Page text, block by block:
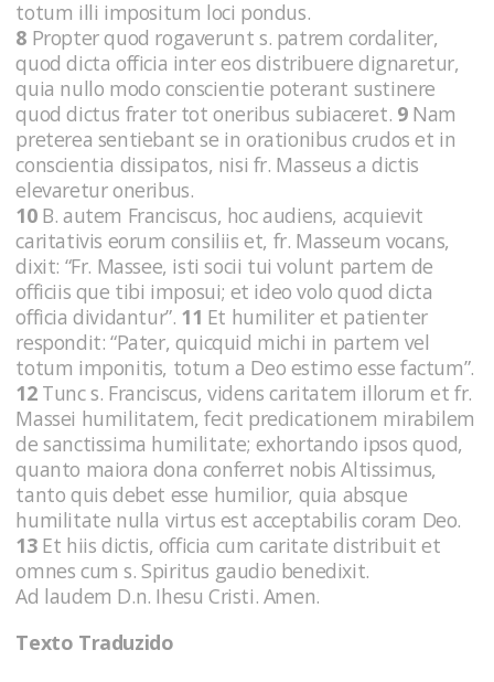
totum illi impositum loci pondus.
8 Propter quod rogaverunt s. patrem cordaliter,
quod dicta officia inter eos distribuere dignaretur,
quia nullo modo conscientie poterant sustinere
quod dictus frater tot oneribus subiaceret. 9Nam
preterea sentiebant se in orationibus crudos et in
conscientia dissipatos, nisi fr. Masseus a dictis
elevaretur oneribus.
10B. autem Franciscus, hoc audiens, acquievit
caritativis eorum consiliis et, fr. Masseum vocans,
dixit: “Fr. Massee, isti socii tui volunt partem de
officiis que tibi imposui; et ideo volo quod dicta
officia dividantur”. 11 Et humiliter et patienter
respondit: “Pater, quicquid michi in partem vel
totum imponitis, totum a Deo estimo esse factum”.
12Tunc s. Franciscus, videns caritatem illorum et fr.
Massei humilitatem, fecit predicationem mirabilem
de sanctissima humilitate; exhortando ipsos quod,
quanto maiora dona conferret nobis Altissimus,
tanto quis debet esse humilior, quia absque
humilitate nulla virtus est acceptabilis coram Deo.
13Et hiis dictis, officia cum caritate distribuit et
omnes cum s. Spiritus gaudio benedixit.
Ad laudem D.n. Ihesu Cristi. Amen.
Texto Traduzido